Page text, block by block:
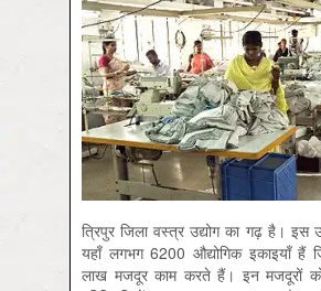
त्रिपुर जिला वस्त्र उद्योग का गढ़ है। इस
यहाँ लगभग 6200 औद्योगिक इकाइयाँ हैं
लाख मजदूर काम करते हैं। इन मजदूरों